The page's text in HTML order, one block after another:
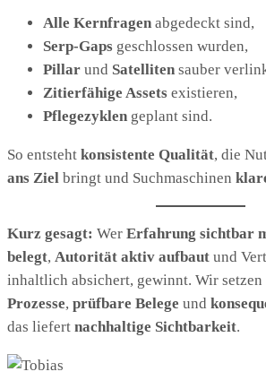
Alle Kernfragen abgedeckt sind,
Serp-Gaps geschlossen wurden,
Pillar und Satelliten sauber
Zitierfähige Assets existieren,
Pflegezyklen geplant sind.
So entsteht konsistente Qualität, die
ans Ziel bringt und Suchmaschinen
Kurz gesagt: Wer Erfahrung sichtbar
belegt, Autorität aktiv aufbaut und
inhaltlich absichert, gewinnt. Wir setzen
Prozesse, prüfbare Belege und
das liefert nachhaltige Sichtbarkeit.